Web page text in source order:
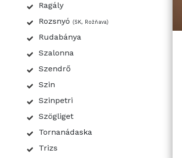
Ragály
Rozsnyó (SK, Rožňava)
Rudabánya
Szalonna
Szendrő
Szin
Szinpetri
Szögliget
Tornanádaska
Trizs